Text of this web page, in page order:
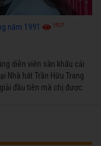
năm 1991 1927
diễn viên sân khấu cải
Nhà hát Trần Hữu Trang
đầu tiên mà chị được